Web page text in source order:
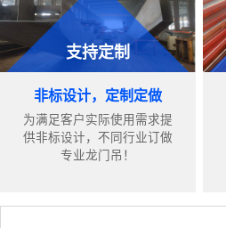
支持定制
非标设计，定制定做
为满足客户实际使用需求提
供非标设计，不同行业订做
专业龙门吊！